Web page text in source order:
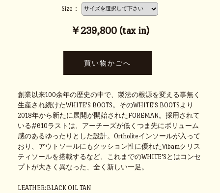
Size：
￥239,800 (tax in)
創業以来100余年の歴史の中で、製法の根源を変える事無く
生産され続けたWHITE'S BOOTS。そのWHITE'S BOOTSより
2018年から新たに展開が開始されたFOREMAN。採用されて
いる#610ラストは、アーチーズが低くつま先にボリューム
感のあるゆったりとした設計。Ortholiteインソールが入って
おり、アウトソールにもクッション性に優れたVibamクリス
ティソールを搭載するなど、これまでのWHITE'Sとはコンセ
プトが大きく異なった、全く新しい一足。
LEATHER:BLACK OIL TAN